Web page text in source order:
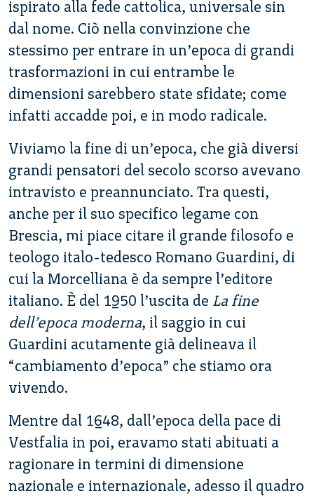
ispirato alla fede cattolica, universale sin
dal nome. Ciò nella convinzione che
stessimo per entrare in un’epoca di grandi
trasformazioni in cui entrambe le
dimensioni sarebbero state sfidate; come
infatti accadde poi, e in modo radicale.
Viviamo la fine di un’epoca, che già diversi
grandi pensatori del secolo scorso avevano
intravisto e preannunciato. Tra questi,
anche per il suo specifico legame con
Brescia, mi piace citare il grande filosofo e
teologo italo-tedesco Romano Guardini, di
cui la Morcelliana è da sempre l’editore
italiano. È del 1950 l’uscita de La fine
dell’epoca moderna, il saggio in cui
Guardini acutamente già delineava il
“cambiamento d’epoca” che stiamo ora
vivendo.
Mentre dal 1648, dall’epoca della pace di
Vestfalia in poi, eravamo stati abituati a
ragionare in termini di dimensione
nazionale e internazionale, adesso il quadro